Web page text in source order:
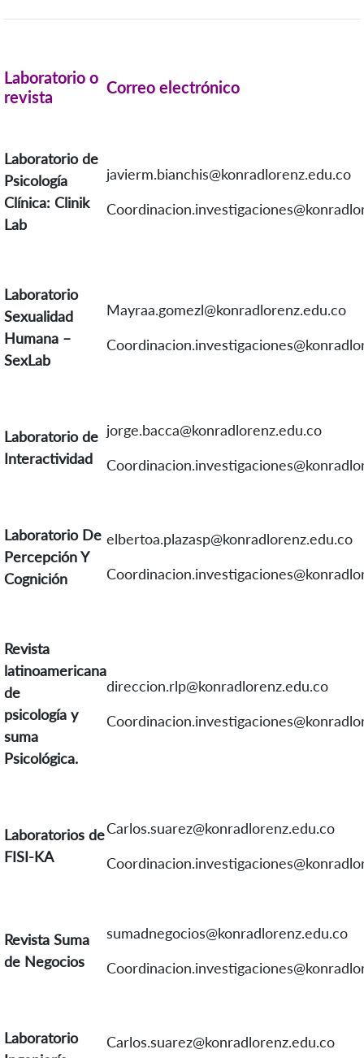
Laboratorio o
revista
Correo electrónico
Laboratorio de
Psicología
Clínica: Clinik
Lab
javierm.bianchis@konradlorenz.edu.co
Laboratorio
Sexualidad
Humana –
SexLab
Mayraa.gomezl@konradlorenz.edu.co
Laboratorio de
Interactividad
jorge.bacca@konradlorenz.edu.co
Laboratorio De
Percepción Y
Cognición
elbertoa.plazasp@konradlorenz.edu.co
Revista
latinoamericana
de
psicología y
suma
Psicológica.
direccion.rlp@konradlorenz.edu.co
Laboratorios de
FISI-KA
Carlos.suarez@konradlorenz.edu.co
Revista Suma
de Negocios
sumadnegocios@konradlorenz.edu.co
Laboratorio
Carlos.suarez@konradlorenz.edu.co